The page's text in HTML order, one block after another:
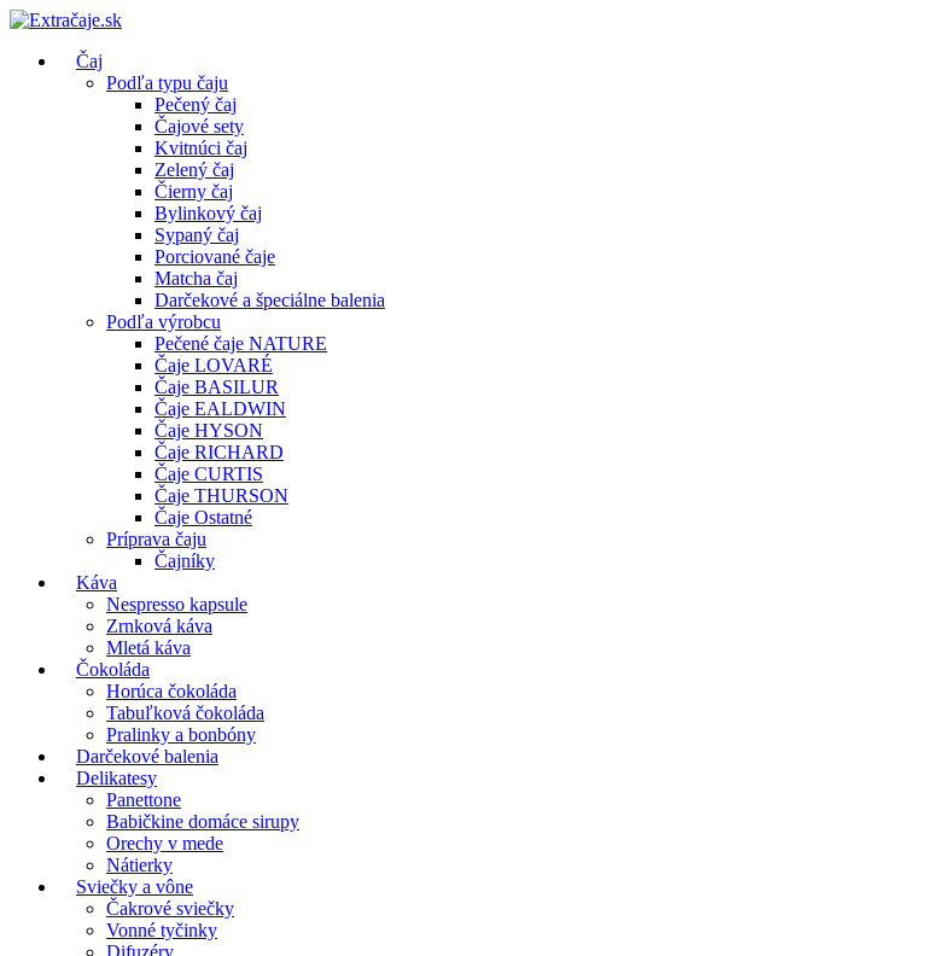
Čaj
Podľa typu čaju
Pečený čaj
Čajové sety
Kvitnúci čaj
Zelený čaj
Čierny čaj
Bylinkový čaj
Sypaný čaj
Porciované čaje
Matcha čaj
Darčekové a špeciálne balenia
Podľa výrobcu
Pečené čaje NATURE
Čaje LOVARÉ
Čaje BASILUR
Čaje EALDWIN
Čaje HYSON
Čaje RICHARD
Čaje CURTIS
Čaje THURSON
Čaje Ostatné
Príprava čaju
Čajníky
Káva
Nespresso kapsule
Zrnková káva
Mletá káva
Čokoláda
Horúca čokoláda
Tabuľková čokoláda
Pralinky a bonbóny
Darčekové balenia
Delikatesy
Panettone
Babičkine domáce sirupy
Orechy v mede
Nátierky
Sviečky a vône
Čakrové sviečky
Vonné tyčinky
Difuzéry